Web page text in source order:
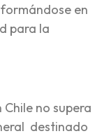
en
para la
no supera
destinado